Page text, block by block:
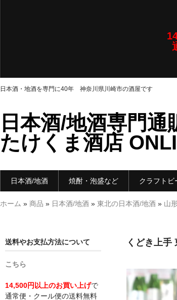
日本酒・地酒を専門に40年 神奈川県川崎市の酒屋です
日本酒/地酒専門通
たけくま酒店
日本酒/地酒 焼酎・泡盛など クラフトビ
ホーム » 商品 » 日本酒/地酒 » 東北の日本酒/地酒 » 山
くどき上
送料やお支払方法について
こちら
14,500円以上のお買い上げで
通常便・クール便の送料無料